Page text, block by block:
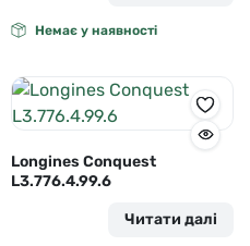
Немає у наявності
Longines Conquest
L3.776.4.99.6
Читати далі